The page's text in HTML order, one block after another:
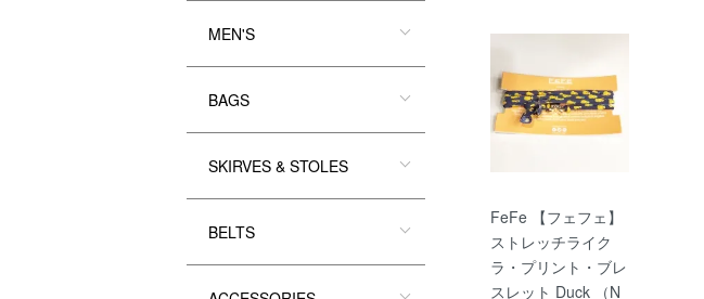
FeFe 【フェフェ】
ストレッチライク
ラ・プリント・ブレ
スレット Duck （N
MEN'S
BAGS
SKIRVES & STOLES
BELTS